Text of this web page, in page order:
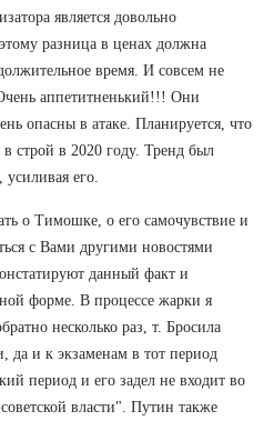
является довольно
разница в ценах должна
время. И совсем не
аппетитненький!!! Они
опасны в атаке. Планируется, что
в строй в 2020 году. Тренд был
его.
о Тимошке, о его самочувствие и
с Вами другими новостями
данный факт и
форме. В процессе жарки я
несколько раз, т. Бросила
да и к экзаменам в тот период
период и его задел не входит во
власти". Путин также